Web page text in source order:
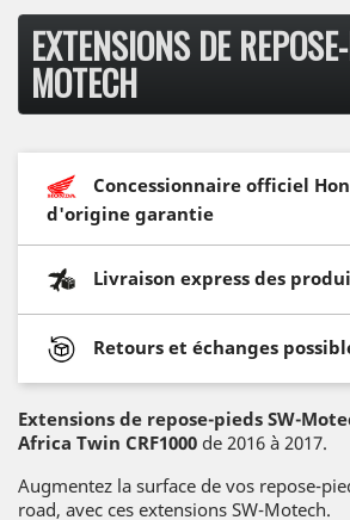
EXTENSIONS DE
MOTECH
Concessionnaire officiel
d'origine garantie
Livraison express des
Retours et échanges
Extensions de repose-pieds SW-
Africa Twin CRF1000 de 2016 à 2017.
Augmentez la surface de vos repose-
road, avec ces extensions SW-Motech.